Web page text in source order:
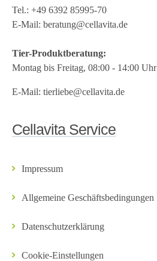
Tel.: +49 6392 85995-70
E-Mail: beratung@cellavita.de
Tier-Produktberatung:
Montag bis Freitag, 08:00 - 14:00 Uhr
E-Mail: tierliebe@cellavita.de
Cellavita Service
Impressum
Allgemeine Geschäftsbedingungen
Datenschutzerklärung
Cookie-Einstellungen